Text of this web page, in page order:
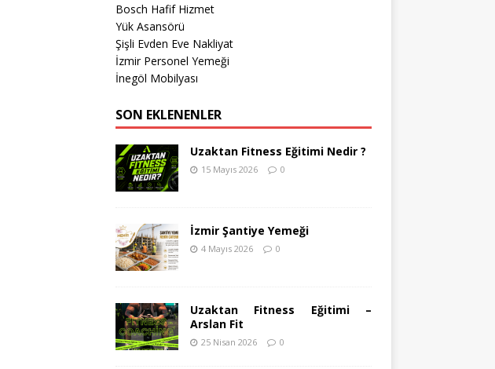
Bosch Hafif Hizmet
Yük Asansörü
Şişli Evden Eve Nakliyat
İzmir Personel Yemeği
İnegöl Mobilyası
SON EKLENENLER
Uzaktan Fitness Eğitimi Nedir ?
15 Mayıs 2026 0
İzmir Şantiye Yemeği
4 Mayıs 2026 0
Uzaktan Fitness Eğitimi –
Arslan Fit
25 Nisan 2026 0